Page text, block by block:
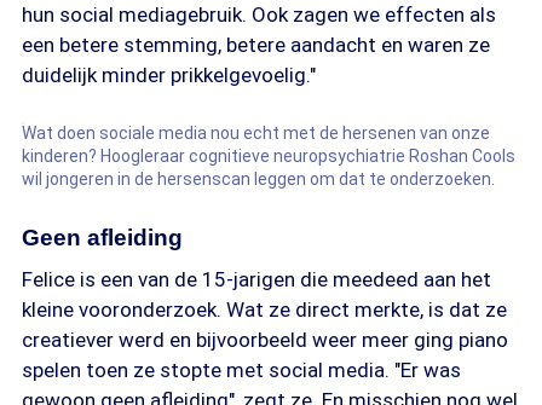
hun social mediagebruik. Ook zagen we effecten als
een betere stemming, betere aandacht en waren ze
duidelijk minder prikkelgevoelig."
Wat doen sociale media nou echt met de hersenen van onze
kinderen? Hoogleraar cognitieve neuropsychiatrie Roshan Cools
wil jongeren in de hersenscan leggen om dat te onderzoeken.
Geen afleiding
Felice is een van de 15-jarigen die meedeed aan het
kleine vooronderzoek. Wat ze direct merkte, is dat ze
creatiever werd en bijvoorbeeld weer meer ging piano
spelen toen ze stopte met social media. "Er was
gewoon geen afleiding", zegt ze. En misschien nog wel